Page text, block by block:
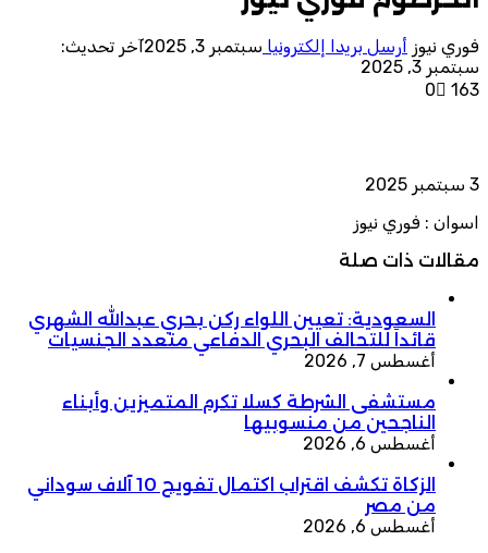
فوري نيوز أرسل بريدا إلكترونيا سبتمبر 3, 2025
آخر تحديث:
سبتمبر 3, 2025
0
163
3 سبتمبر 2025
اسوان : فوري نيوز
مقالات ذات صلة
السعودية: تعيين اللواء ركن بحري عبدالله الشهري
قائداً للتحالف البحري الدفاعي متعدد الجنسيات
أغسطس 7, 2026
مستشفى الشرطة كسلا تكرم المتميزين وأبناء
الناجحين من منسوبيها
أغسطس 6, 2026
الزكاة تكشف اقتراب اكتمال تفويج 10 آلاف سوداني
من مصر
أغسطس 6, 2026